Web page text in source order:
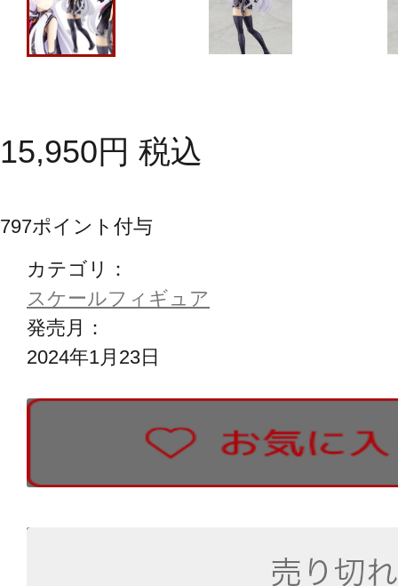
15,950円 税込
797ポイント付与
カテゴリ：
スケールフィギュア
発売月：
2024年1月23日